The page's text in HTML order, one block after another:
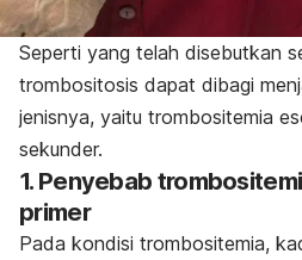
Seperti yang telah disebutkan
trombositosis dapat dibagi
jenisnya, yaitu trombositemia
sekunder.
1. Penyebab
primer
Pada kondisi trombositemia,